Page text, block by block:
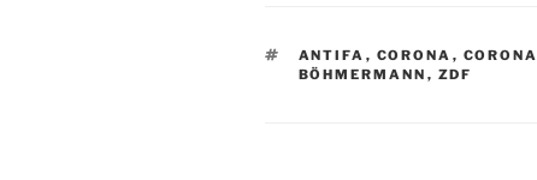
SCHLAGWÖRTER
ANTIFA , CORONA ,
BÖHMERMANN , ZDF